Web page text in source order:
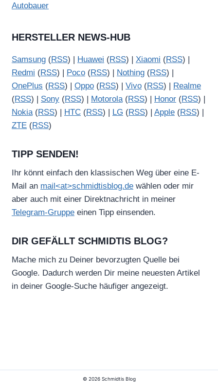
Autobauer
HERSTELLER NEWS-HUB
Samsung (RSS) | Huawei (RSS) | Xiaomi (RSS) |
Redmi (RSS) | Poco (RSS) | Nothing (RSS) |
OnePlus (RSS) | Oppo (RSS) | Vivo (RSS) |
Realme
(RSS) | Sony (RSS) | Motorola(RSS) | Honor (RSS) |
Nokia(RSS) | HTC (RSS) | LG (RSS) | Apple (RSS) |
ZTE (RSS)
TIPP SENDEN!
Ihr könnt einfach den klassischen Weg über eine E-
Mail an mail<at>schmidtisblog.de wählen oder mir
aber auch mit einer Direktnachricht in meiner
Telegram-Gruppe einen Tipp einsenden.
DIR GEFÄLLT SCHMIDTIS BLOG?
Mache mich zu Deiner bevorzugten Quelle bei
Google. Dadurch werden Dir meine neuesten Artikel
in deiner Google-Suche häufiger angezeigt.
© 2026 Schmidtis Blog